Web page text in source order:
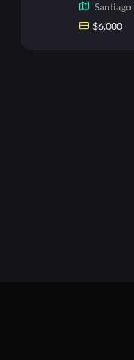
Santiago
$6.000